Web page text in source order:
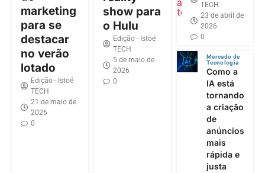
marketing
para se
destacar
no verão
lotado
Edição - Istoé
TECH
21 de maio de
2026
0
show para
o Hulu
Edição - Istoé
TECH
5 de maio de
2026
0
TECH
23 de abril de
2026
0
Mercado de
Tecnologia
Como a
IA está
tornando
a criação
de
anúncios
mais
rápida e
justa